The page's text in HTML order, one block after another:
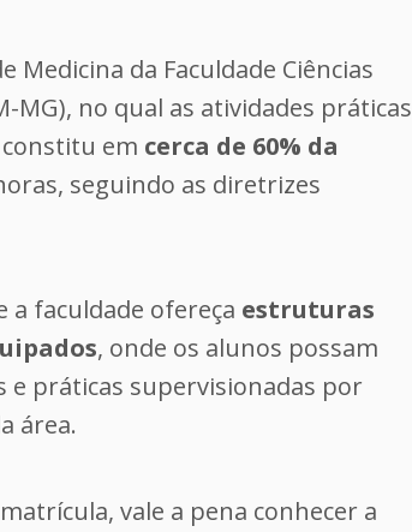
Medicina da Faculdade Ciências
MG), no qual as atividades práticas
em cerca de 60% da
seguindo as diretrizes
a faculdade ofereça estruturas
, onde os alunos possam
e práticas supervisionadas por
área.
vale a pena conhecer a